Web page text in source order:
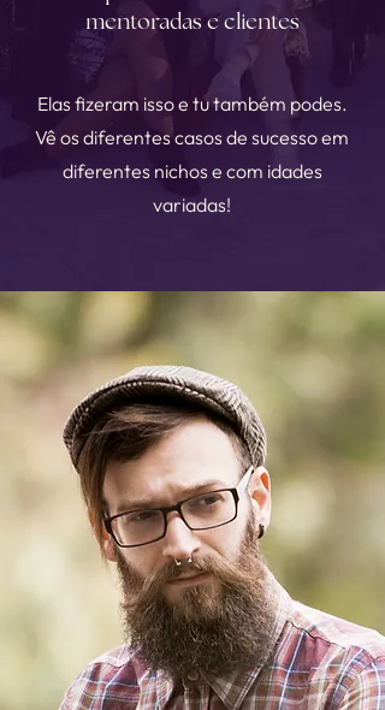
mentoradas e clientes
Elas fizeram isso e tu também podes.
Vê os diferentes casos de sucesso em
diferentes nichos e com idades
variadas!